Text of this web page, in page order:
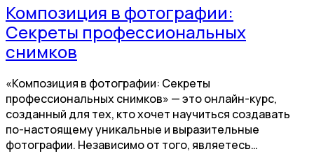
Композиция в фотографии:
Секреты профессиональных
снимков
«Композиция в фотографии: Секреты
профессиональных снимков» — это онлайн-курс,
созданный для тех, кто хочет научиться создавать
по-настоящему уникальные и выразительные
фотографии. Независимо от того, являетесь…